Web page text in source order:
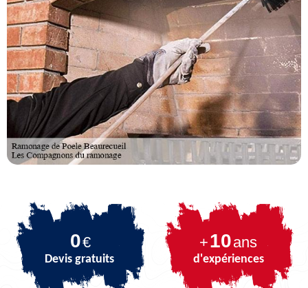
0€
Devis gratuits
+10ans
d'expériences